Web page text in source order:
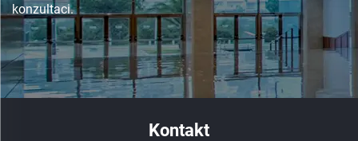
konzultaci.
Kontakt